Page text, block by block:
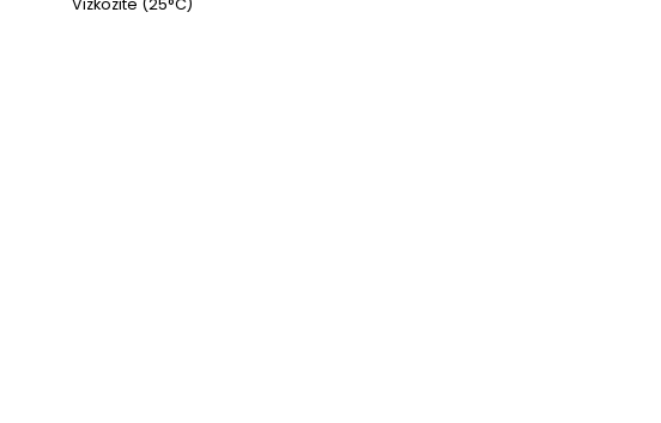
Vizkozite (25°C)